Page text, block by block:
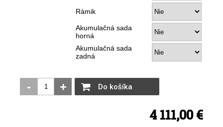
Rámik
Akumulačná sada
horná
Akumulačná sada
zadná
- + Do košíka
4 111,00 €